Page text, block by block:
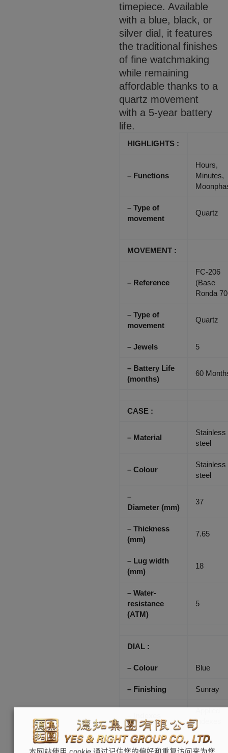
timepiece. Available
with a blue, black, or
silver dial, it features
the traditional finishes
of fine watchmaking
while remaining
affordable thanks to a
quartz movement
with a 5-year battery
life.
HIGHLIGHTS :
– Functions
Hours,
Minutes,
– Type of
movement
Quartz
MOVEMENT :
– Reference
FC-206
(Base
Ronda
– Type of
movement
Quartz
– Jewels 5
– Battery Life
(months)
60
CASE :
– Material
Stainless
steel
– Colour
Stainless
steel
–
Diameter (mm)
37
– Thickness
(mm)
7.65
– Lug width
(mm)
18
– Water-
resistance
(ATM)
5
DIAL :
– Colour Blue
– Finishing Sunray
Applied
indexes